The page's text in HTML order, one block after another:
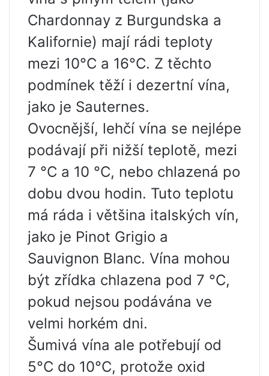
Chardonnay z Burgundska a
Kalifornie) mají rádi teploty
mezi 10°C a 16°C. Z těchto
podmínek těží i dezertní vína,
jako je Sauternes.
Ovocnější, lehčí vína se nejlépe
podávají při nižší teplotě, mezi
7 °C a 10 °C, nebo chlazená po
dobu dvou hodin. Tuto teplotu
má ráda i většina italských vín,
jako je Pinot Grigio a
Sauvignon Blanc. Vína mohou
být zřídka chlazena pod 7 °C,
pokud nejsou podávána ve
velmi horkém dni.
Šumivá vína ale potřebují od
5°C do 10°C, protože oxid